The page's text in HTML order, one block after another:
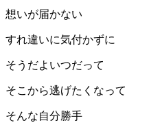
想いが届かない
すれ違いに気付かずに
そうだよいつだって
そこから逃げたくなって
そんな自分勝手